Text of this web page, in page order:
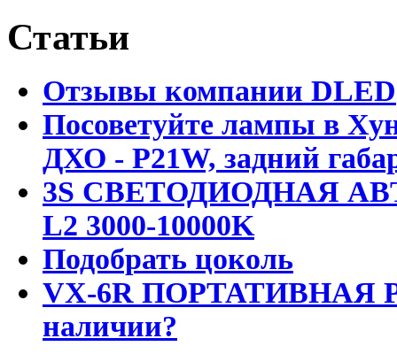
Статьи
Отзывы компании DLED
Посоветуйте лампы в
ДХО - P21W, задний
3S СВЕТОДИОДНАЯ
L2 3000-10000K
Подобрать цоколь
VX-6R ПОРТАТИВНАЯ
наличии?